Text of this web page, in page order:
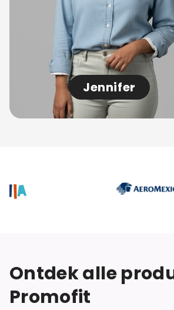
Jennifer
Ontdek alle
Promofit